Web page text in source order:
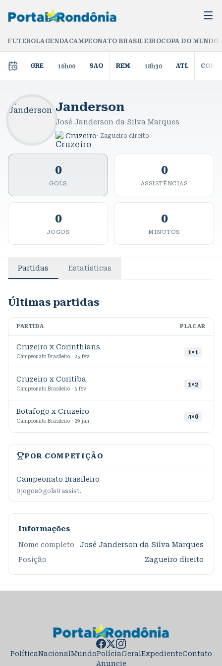
FUTEBOLAGENDACAMPEONATO BRASILEIROCOPA DO
GRE 16h00 SAO REM 18h30 ATL COR
Janderson
José Janderson da Silva Marques
Cruzeiro· Zagueiro direito
0
GOLS
0
ASSISTÊNCIAS
0
JOGOS
0
MINUTOS
Partidas Estatísticas
Últimas partidas
PARTIDA PLACAR
Cruzeiro x Corinthians
Campeonato Brasileiro · 25 fev
1×1
Cruzeiro x Coritiba
Campeonato Brasileiro · 5 fev
1×2
Botafogo x Cruzeiro
Campeonato Brasileiro · 29 jan
4×0
POR COMPETIÇÃO
Campeonato Brasileiro
0 jogos0 gols0 assist.
Informações
Nome completo
José Janderson da Silva Marques
Posição
Zagueiro direito
PolíticaNacionalMundoPolíciaGeralExpedienteContato
Anuncie